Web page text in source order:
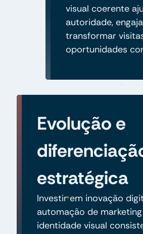
visual coerente
autoridade,
transformar
oportunidades
Evolução e
estratégica
Investir em inovação
automação de
identidade visual